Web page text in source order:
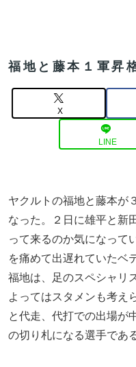
福地と藤本１軍昇
X
LINE
ヤクルトの福地と藤本が
なった。２日に雄平と新
って来るのか気になって
を痛めて出遅れていたベ
福地は、足のスペシャリ
よってはスタメンも考え
と代走、代打での出場が
の切り札になる選手であ